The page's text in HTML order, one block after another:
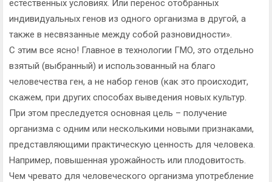
естественных условиях. Или перенос отобранных
индивидуальных генов из одного организма в другой, а
также в несвязанные между собой разновидности».
С этим все ясно! Главное в технологии ГМО, это отдельно
взятый (выбранный) и использованный на благо
человечества ген, а не набор генов (как это происходит,
скажем, при других способах выведения новых культур.
При этом преследуется основная цель – получение
организма с одним или несколькими новыми признаками,
представляющими практическую ценность для человека.
Например, повышенная урожайность или плодовитость.
Чем чревато для человеческого организма употребление